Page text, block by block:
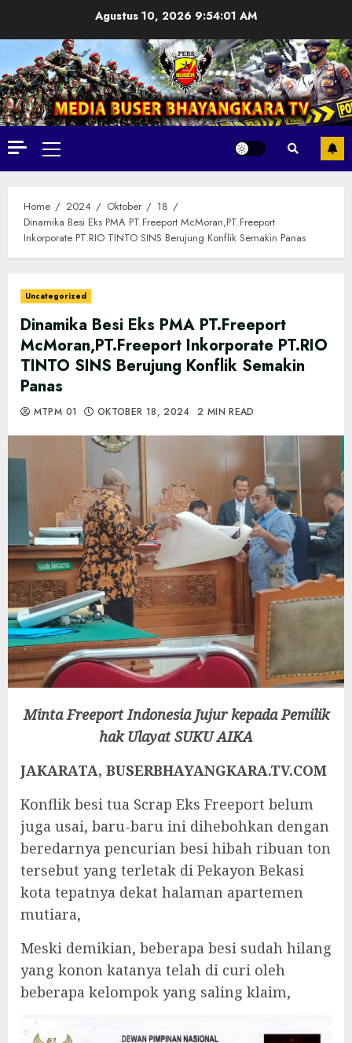
Agustus 10, 2026 9:54:03 AM
Primary
Menu
Home 2024 Oktober
18
Dinamika Besi Eks PMA PT.Freeport McMoran,PT.Freeport
Inkorporate PT.RIO TINTO SINS Berujung Konflik Semakin Panas
Uncategorized
Dinamika Besi Eks PMA PT.Freeport
McMoran,PT.Freeport Inkorporate PT.RIO
TINTO SINS Berujung Konflik Semakin
Panas
MTPM 01 OKTOBER 18, 2024 2 MIN READ
Minta Freeport Indonesia Jujur kepada Pemilik
hak Ulayat SUKU AIKA
JAKARATA, BUSERBHAYANGKARA.TV.COM
Konflik besi tua Scrap Eks Freeport belum
juga usai, baru-baru ini dihebohkan dengan
beredarnya pencurian besi hibah ribuan ton
tersebut yang terletak di Pekayon Bekasi
kota tepatnya dekat halaman apartemen
mutiara,
Meski demikian, beberapa besi sudah hilang
yang konon katanya telah di curi oleh
beberapa kelompok yang saling klaim,